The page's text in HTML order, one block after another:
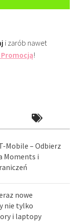
i zarób nawet
!
Mobile – Odbierz
Moments i
nowe
nie tylko
i laptopy